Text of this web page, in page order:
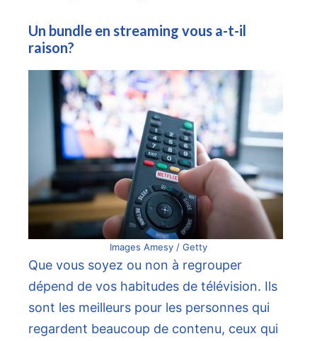
Un bundle en streaming vous a-t-il
raison?
Images Amesy / Getty
Que vous soyez ou non à regrouper
dépend de vos habitudes de télévision. Ils
sont les meilleurs pour les personnes qui
regardent beaucoup de contenu, ceux qui